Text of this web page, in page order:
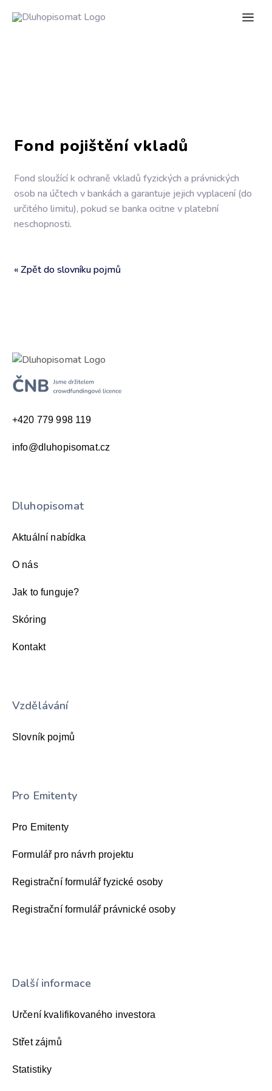
Fond pojištění vkladů
Fond sloužící k ochraně vkladů fyzických a právnických
osob na účtech v bankách a garantuje jejich vyplacení (do
určitého limitu), pokud se banka ocitne v platební
neschopnosti.
« Zpět do slovníku pojmů
+420 779 998 119
info@dluhopisomat.cz
Dluhopisomat
Aktuální nabídka
O nás
Jak to funguje?
Skóring
Kontakt
Vzdělávání
Slovník pojmů
Pro Emitenty
Pro Emitenty
Formulář pro návrh projektu
Registrační formulář fyzické osoby
Registrační formulář právnické osoby
Další informace
Určení kvalifikovaného investora
Střet zájmů
Statistiky